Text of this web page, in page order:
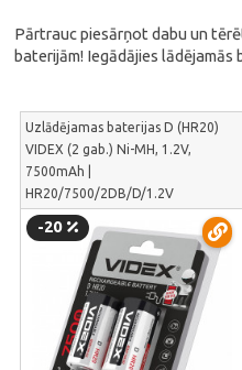
Pārtrauc piesārņot dabu un
baterijām! Iegādājies
Uzlādējamas baterijas D (HR20)
VIDEX (2 gab.) Ni-MH, 1.2V,
7500mAh |
HR20/7500/2DB/D/1.2V
-20